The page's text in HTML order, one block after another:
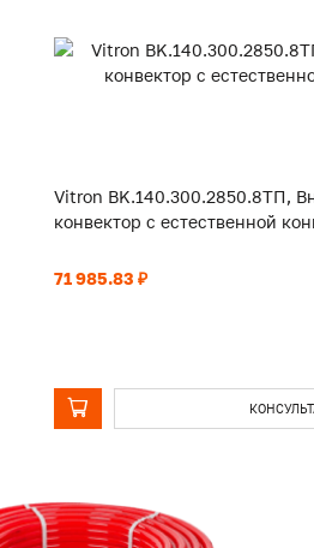
Vitron BK.140.300.2850.8ТП,
конвектор с естественной
71 985.83 ₽